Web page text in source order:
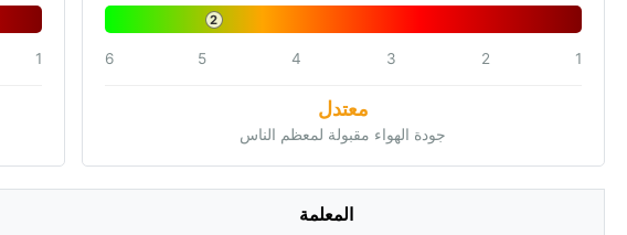
2
1
2
3
4
5
6
معتدل
جودة الهواء مقبولة لمعظم الناس
1
المعلمة